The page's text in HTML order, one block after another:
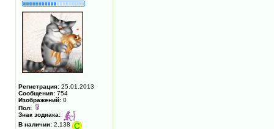
Регистрация: 25.01.2013
Сообщения: 754
Изображений: 0
Пол:
Знак зодиака:
В наличии: 2,138